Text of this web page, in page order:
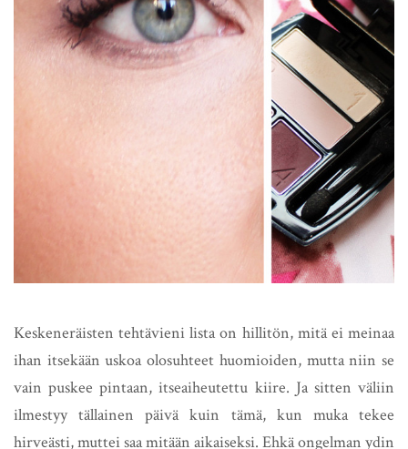
Keskeneräisten tehtävieni lista on hillitön, mitä ei meinaa
ihan itsekään uskoa olosuhteet huomioiden, mutta niin se
vain puskee pintaan, itseaiheutettu kiire. Ja sitten väliin
ilmestyy tällainen päivä kuin tämä, kun muka tekee
hirveästi, muttei saa mitään aikaiseksi. Ehkä ongelman ydin